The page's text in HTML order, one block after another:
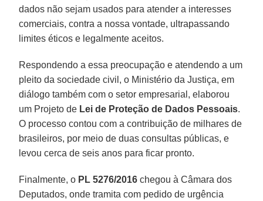
dados não sejam usados para atender a interesses
comerciais, contra a nossa vontade, ultrapassando
limites éticos e legalmente aceitos.
Respondendo a essa preocupação e atendendo a um
pleito da sociedade civil, o Ministério da Justiça, em
diálogo também com o setor empresarial, elaborou
um Projeto de Lei de Proteção de Dados Pessoais.
O processo contou com a contribuição de milhares de
brasileiros, por meio de duas consultas públicas, e
levou cerca de seis anos para ficar pronto.
Finalmente, o PL 5276/2016 chegou à Câmara dos
Deputados, onde tramita com pedido de urgência